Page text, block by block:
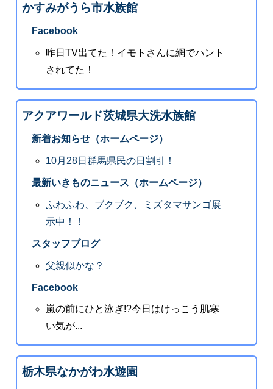
かすみがうら市水族館
Facebook
昨日TV出てた！イモトさんに網でハント
されてた！
アクアワールド茨城県大洗水族館
新着お知らせ（ホームページ）
10月28日群馬県民の日割引！
最新いきものニュース（ホームページ）
ふわふわ、ブクブク、ミズタマサンゴ展
示中！！
スタッフブログ
父親似かな？
Facebook
嵐の前にひと泳ぎ!?今日はけっこう肌寒
い気が...
栃木県なかがわ水遊園